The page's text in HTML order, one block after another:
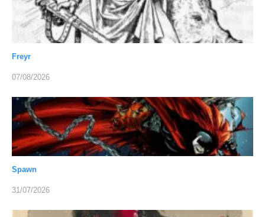
Freyr
07/08/2026
Spawn
31/07/2026